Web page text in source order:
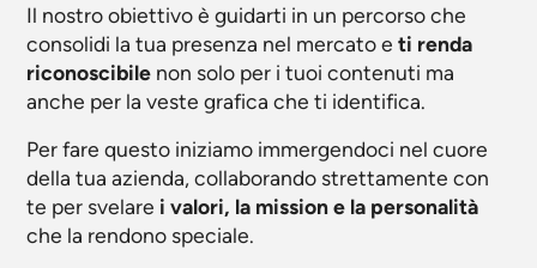
Il nostro obiettivo è guidarti in un percorso che
consolidi la tua presenza nel mercato eti renda
riconoscibile non solo per i tuoi contenuti ma
anche per la veste grafica che ti identifica.
Per fare questo iniziamo immergendoci nel cuore
della tua azienda, collaborando strettamente con
te per svelare i valori, la mission e la personalità
che la rendono speciale.